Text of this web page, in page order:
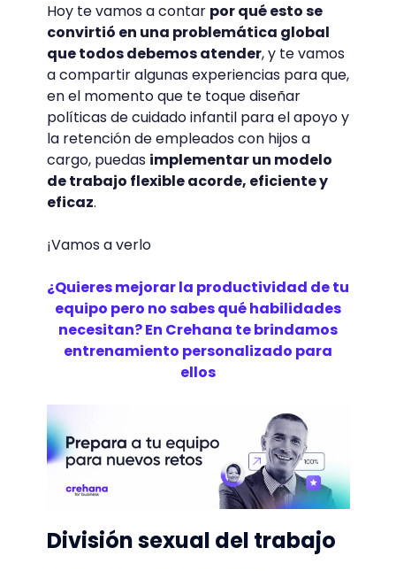
Hoy te vamos a contar por qué esto se
convirtió en una problemática global
que todos debemos atender, y te vamos
a compartir algunas experiencias para que,
en el momento que te toque diseñar
políticas de cuidado infantil para el apoyo y
la retención de empleados con hijos a
cargo, puedas implementar un modelo
de trabajo flexible acorde, eficiente y
eficaz.
¡Vamos a verlo
¿Quieres‌ ‌mejorar‌ ‌la‌ ‌productividad‌ ‌de‌ ‌tu‌
‌equipo‌ ‌pero‌ ‌no‌ ‌sabes‌ ‌qué‌ ‌habilidades‌
‌necesitan?‌ ‌En‌ ‌Crehana‌ ‌te‌ ‌brindamos‌
‌entrenamiento‌ ‌personalizado‌ ‌para‌
‌ellos‌
División sexual del trabajo